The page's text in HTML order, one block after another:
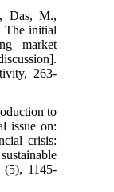
Das, M.,
The initial
market
263-
to
issue on:
crisis:
(5), 1145-